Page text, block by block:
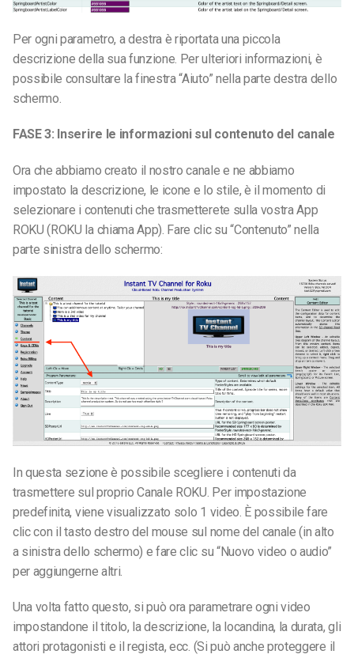
Per ogni parametro, a destra è riportata una piccola
descrizione della sua funzione. Per ulteriori informazioni, è
possibile consultare la finestra “Aiuto” nella parte destra dello
schermo.
FASE 3: Inserire le informazioni sul contenuto del canale
Ora che abbiamo creato il nostro canale e ne abbiamo
impostato la descrizione, le icone e lo stile, è il momento di
selezionare i contenuti che trasmetterete sulla vostra App
ROKU (ROKU la chiama App). Fare clic su “Contenuto” nella
parte sinistra dello schermo:
In questa sezione è possibile scegliere i contenuti da
trasmettere sul proprio Canale ROKU. Per impostazione
predefinita, viene visualizzato solo 1 video. È possibile fare
clic con il tasto destro del mouse sul nome del canale (in alto
a sinistra dello schermo) e fare clic su “Nuovo video o audio”
per aggiungerne altri.
Una volta fatto questo, si può ora parametrare ogni video
impostandone il titolo, la descrizione, la locandina, la durata, gli
attori protagonisti e il regista, ecc. (Si può anche proteggere il